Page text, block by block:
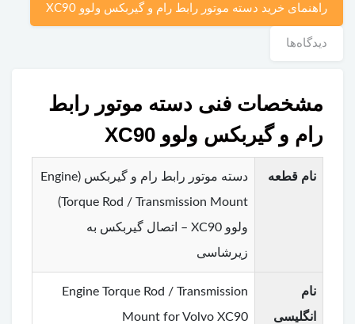
راهنمای خرید دسته موتور رابط رام و گیربکس ولوو XC90
دیدگاه‌ها
مشخصات فنی دسته موتور رابط
رام و گیربکس ولوو XC90
نام قطعه
دسته موتور رابط رام و گیربکس (Engine
Torque Rod / Transmission Mount)
ولوو XC90 – اتصال گیربکس به
زیرشاسی
نام
انگلیسی
Engine Torque Rod / Transmission
Mount for Volvo XC90